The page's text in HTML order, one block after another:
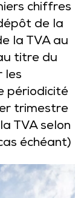
chiffres
de la
la TVA au
titre du
les
périodicité
trimestre
TVA selon
échéant)